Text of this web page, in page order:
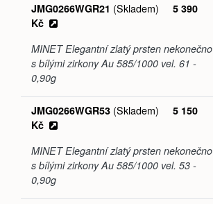
JMG0266WGR21 (Skladem)
5 390
Kč
MINET Elegantní zlatý prsten nekonečno
s bílými zirkony Au 585/1000 vel. 61 -
0,90g
JMG0266WGR53 (Skladem)
5 150
Kč
MINET Elegantní zlatý prsten nekonečno
s bílými zirkony Au 585/1000 vel. 53 -
0,90g